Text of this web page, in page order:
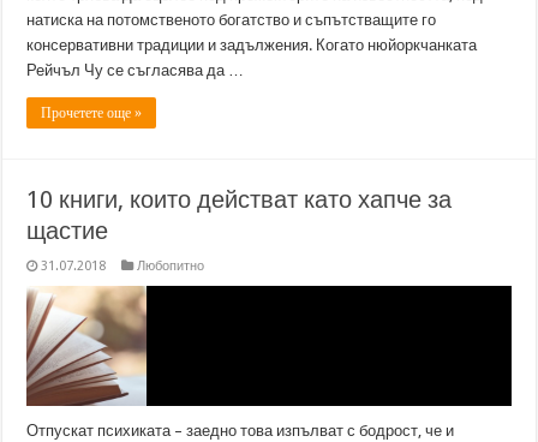
натиска на потомственото богатство и съпътстващите го
консервативни традиции и задължения. Когато нюйоркчанката
Рейчъл Чу се съгласява да …
Прочетете още »
10 книги, които действат като хапче за
щастие
31.07.2018 Любопитно
Отпускат психиката – заедно това изпълват с бодрост, че и